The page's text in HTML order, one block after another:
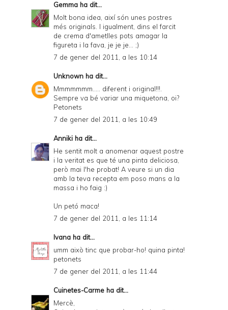
Gemma ha dit...
Molt bona idea, així són unes postres
més originals. I igualment, dins el farcit
de crema d'ametlles pots amagar la
figureta i la fava, je je je... ;)
7 de gener del 2011, a les 10:14
Unknown ha dit...
Mmmmmmm..... diferent i original!!!.
Sempre va bé variar una miquetona, oi?
Petonets
7 de gener del 2011, a les 10:49
Anniki ha dit...
He sentit molt a anomenar aquest postre
i la veritat es que té una pinta deliciosa,
però mai l'he probat! A veure si un dia
amb la teva recepta em poso mans a la
massa i ho faig :)
Un petó maca!
7 de gener del 2011, a les 11:14
Ivana ha dit...
umm això tinc que probar-ho! quina pinta!
petonets
7 de gener del 2011, a les 11:44
Cuinetes-Carme ha dit...
Mercè,